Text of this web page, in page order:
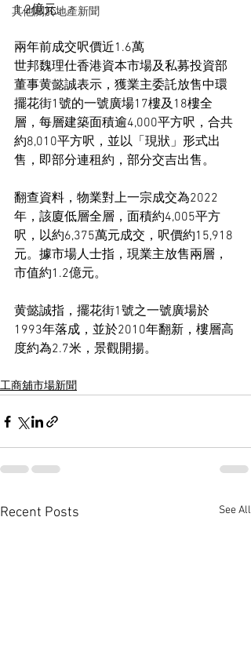
其他關於地產新聞
1.2億元。
兩年前成交呎價近1.6萬
世邦魏理仕香港資本市場及私募投資部
董事黄懿誠表示，獲業主委託放售中環
擺花街1號的一號廣場17樓及18樓全
層，每層建築面積逾4,000平方呎，合共
約8,010平方呎，並以「現狀」形式出
售，即部分連租約，部分交吉出售。
翻查資料，物業對上一宗成交為2022
年，該廈低層全層，面積約4,005平方
呎，以約6,375萬元成交，呎價約15,918
元。據市場人士指，現業主放售兩層，
市值約1.2億元。
黄懿誠指，擺花街1號之一號廣場於
1993年落成，並於2010年翻新，樓層高
度約為2.7米，景觀開揚。
工商舖市場新聞
Recent Posts See All